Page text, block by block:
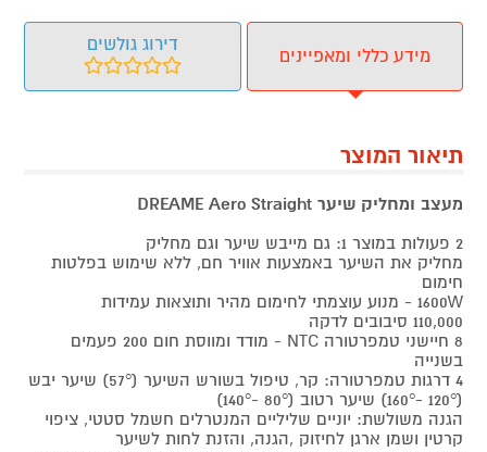
מידע כללי ומאפיינים
דירוג גולשים
תיאור המוצר
מעצב ומחליק שיער DREAME Aero Straight
2 פעולות במוצר 1: גם מייבש שיער וגם מחליק
מחליק את השיער באמצעות אוויר חם, ללא שימוש בפלטות
חימום
1600W - מנוע עוצמתי לחימום מהיר ותוצאות עמידות
110,000 סיבובים לדקה
8 חיישני טמפרטורה NTC - מודד ומווסת חום 200 פעמים
בשנייה
4 דרגות טמפרטורה: קר, טיפול בשורש השיער (57°) שיער יבש
(120° -160°) שיער רטוב (80° -140°)
הגנה משולשת: יוניים שליליים המנטרלים חשמל סטטי, ציפוי
קרטין ושמן ארגן לחיזוק ,הגנה, והזנת לחות לשיער